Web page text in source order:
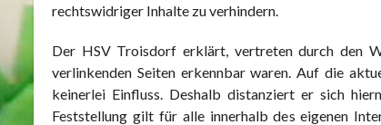
rechtswidriger Inhalte zu verhindern.
Der HSV Troisdorf erklärt, vertreten durch den
verlinkenden Seiten erkennbar waren. Auf die
keinerlei Einfluss. Deshalb distanziert er sich
Feststellung gilt für alle innerhalb des eigenen